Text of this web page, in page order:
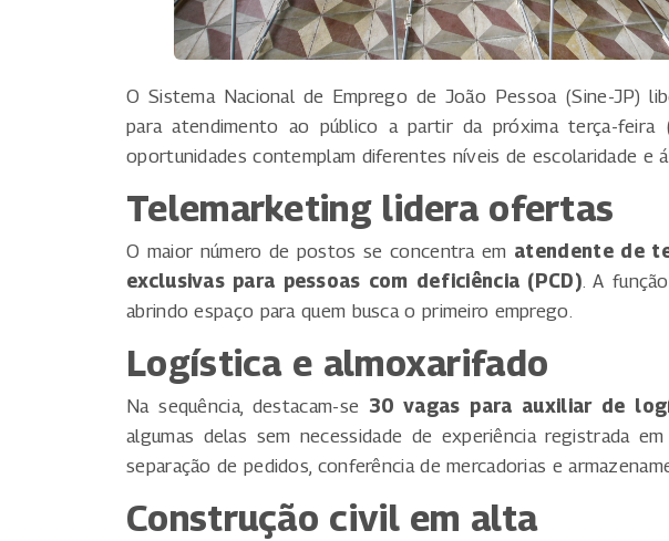
O Sistema Nacional de Emprego de João Pessoa (Sine-JP)
para atendimento ao público a partir da próxima terça-
oportunidades contemplam diferentes níveis de escolaridade e
Telemarketing lidera ofertas
O maior número de postos se concentra em atendente de
exclusivas para pessoas com deficiência (PCD). A
abrindo espaço para quem busca o primeiro emprego.
Logística e almoxarifado
Na sequência, destacam-se 30 vagas para auxiliar de
algumas delas sem necessidade de experiência registrada
separação de pedidos, conferência de mercadorias e
Construção civil em alta